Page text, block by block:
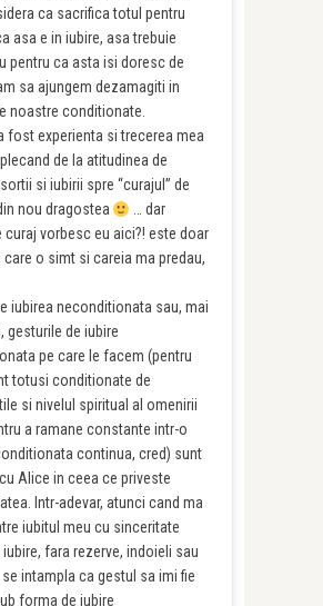
ca sacrifica totul pentru
asa e in iubire, asa trebuie
pentru ca asta isi doresc de
sa ajungem dezamagiti in
noastre conditionate.
fost experienta si trecerea mea
de la atitudinea de
si iubirii spre “curajul” de
nou dragostea
… dar
curaj vorbesc eu aici?! este doar
care o simt si careia ma predau,
iubirea neconditionata sau, mai
gesturile de iubire
pe care le facem (pentru
totusi conditionate de
si nivelul spiritual al omenirii
a ramane constante intr-o
continua, cred) sunt
Alice in ceea ce priveste
Intr-adevar, atunci cand ma
iubitul meu cu sinceritate
fara rezerve, indoieli sau
intampla ca gestul sa imi fie
forma de iubire